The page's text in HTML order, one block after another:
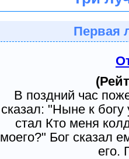
Первая
В поздний час
сказал: "Ныне к
стал Кто меня
моего?" Бог сказал
его.